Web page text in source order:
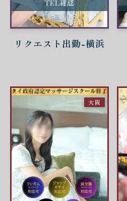
TEL確認
リクエスト出勤-横浜
大阪